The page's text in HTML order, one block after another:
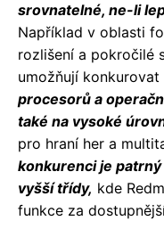
srovnatelné, ne-li
Například v oblasti
rozlišení a pokročilé
umožňují
procesorů a
také na vysoké
pro hraní her a
konkurenci je
vyšší třídy, kde
funkce za